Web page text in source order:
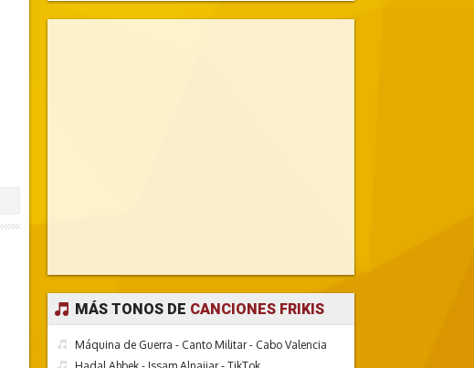
MÁS TONOS DE CANCIONES FRIKIS
Máquina de Guerra - Canto Militar - Cabo Valencia